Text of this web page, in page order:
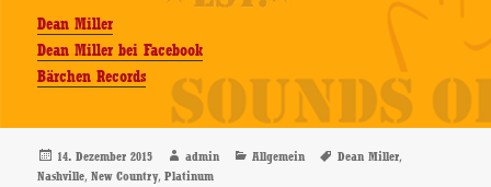
Dean Miller
Dean Miller bei Facebook
Bärchen Records
Veröffentlicht
am
14. Dezember 2015 Autor
admin Kategorien
Allgemein Schlagwörter
Dean Miller,
Nashville,New Country,Platinum